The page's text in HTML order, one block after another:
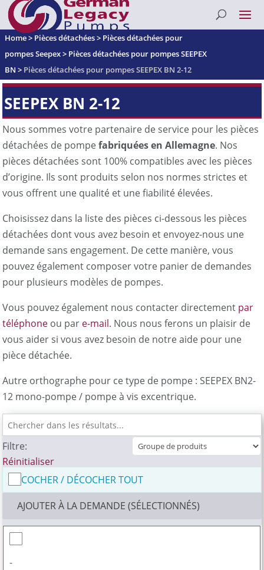
Home> Pièces détachées> Pièces détachées pour
pompes Seepex> Pièces détachées pour pompes SEEPEX
BN > Pièces détachées pour pompes SEEPEX BN 2-12
SEEPEX BN 2-12
Nous sommes votre partenaire de service pour les pièces
détachées de pompefabriquées en Allemagne. Nos
pièces détachées sont 100% compatibles avec les pièces
d’origine. Ils sont produits selon nos normes strictes et
vous offrent une qualité et une fiabilité élevées.
Choisissez dans la liste des pièces ci-dessous les pièces
détachées dont vous avez besoin et envoyez-nous une
demande sans engagement. De cette manière, vous
pouvez également composer votre panier de demandes
pour plusieurs modèles de pompes.
Vous pouvez également nous contacter directement par
téléphone ou par e-mail. Nous nous ferons un plaisir de
vous aider si vous avez besoin de notre aide pour une
pièce détachée.
Autre orthographe pour ce type de pompe : SEEPEX BN2-
12 mono-pompe / pompe à vis excentrique.
Filtre:
Réinitialiser
COCHER / DÉCOCHER TOUT
AJOUTER À LA DEMANDE (SÉLECTIONNÉS)
-